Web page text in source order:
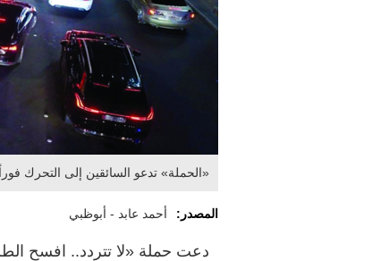
«الحملة» تدعو السائقين إلى التحرك
المصدر: أحمد عابد - أبوظبي
دعت حملة «لا تتردد.. افسح